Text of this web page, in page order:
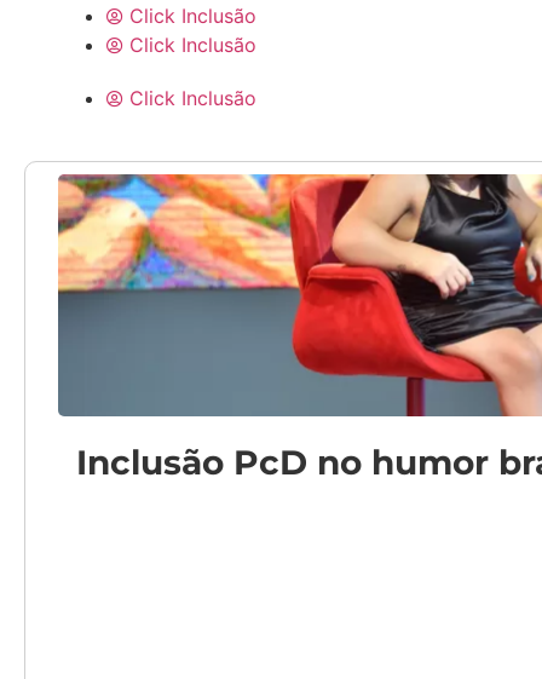
Click Inclusão
Click Inclusão
Click Inclusão
Inclusão PcD no humor